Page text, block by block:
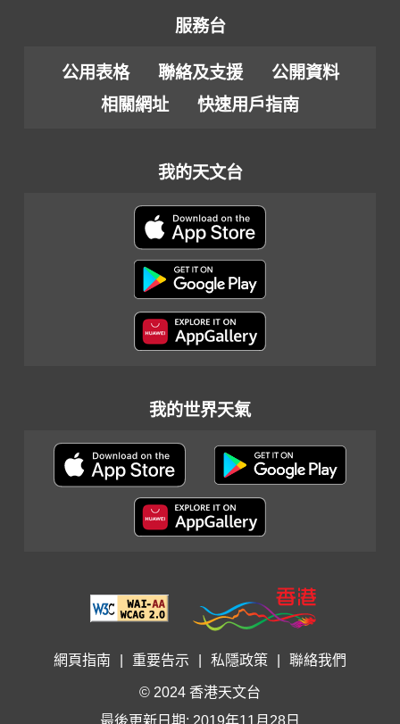
服務台
公用表格 聯絡及支援
公開資料
相關網址
快速用戶指南
我的天文台
我的世界天氣
網頁指南 重要告示 私隱政策 聯絡我們
© 2024 香港天文台